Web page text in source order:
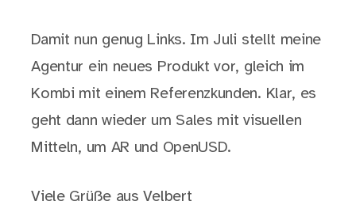
Damit nun genug Links. Im Juli stellt meine
Agentur ein neues Produkt vor, gleich im
Kombi mit einem Referenzkunden. Klar, es
geht dann wieder um Sales mit visuellen
Mitteln, um AR und OpenUSD.
Viele Grüße aus Velbert